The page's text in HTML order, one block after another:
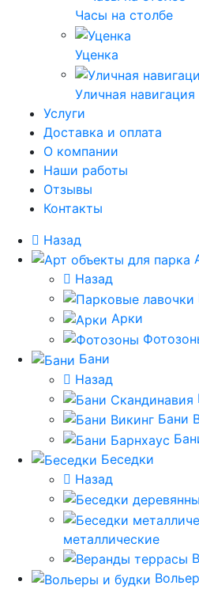
Часы на столбе
Уценка
Уличная
Услуги
Доставка и оплата
О компании
Наши работы
Отзывы
Контакты
Назад
Назад
Арки
Бани
Назад
Бани
Беседки
Назад
металлические